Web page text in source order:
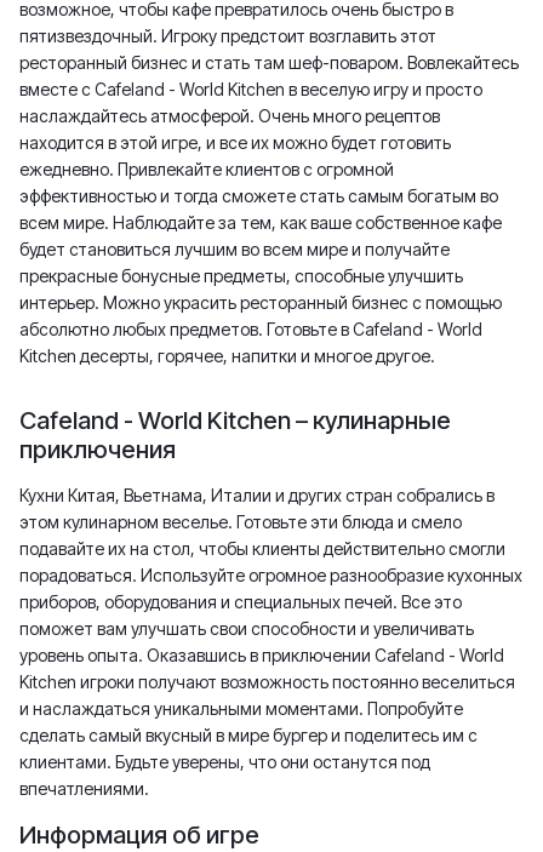
возможное, чтобы кафе превратилось очень быстро в
пятизвездочный. Игроку предстоит возглавить этот
ресторанный бизнес и стать там шеф-поваром. Вовлекайтесь
вместе с Cafeland - World Kitchen в веселую игру и просто
наслаждайтесь атмосферой. Очень много рецептов
находится в этой игре, и все их можно будет готовить
ежедневно. Привлекайте клиентов с огромной
эффективностью и тогда сможете стать самым богатым во
всем мире. Наблюдайте за тем, как ваше собственное кафе
будет становиться лучшим во всем мире и получайте
прекрасные бонусные предметы, способные улучшить
интерьер. Можно украсить ресторанный бизнес с помощью
абсолютно любых предметов. Готовьте в Cafeland - World
Kitchen десерты, горячее, напитки и многое другое.
Cafeland - World Kitchen – кулинарные
приключения
Кухни Китая, Вьетнама, Италии и других стран собрались в
этом кулинарном веселье. Готовьте эти блюда и смело
подавайте их на стол, чтобы клиенты действительно смогли
порадоваться. Используйте огромное разнообразие кухонных
приборов, оборудования и специальных печей. Все это
поможет вам улучшать свои способности и увеличивать
уровень опыта. Оказавшись в приключении Cafeland - World
Kitchen игроки получают возможность постоянно веселиться
и наслаждаться уникальными моментами. Попробуйте
сделать самый вкусный в мире бургер и поделитесь им с
клиентами. Будьте уверены, что они останутся под
впечатлениями.
Информация об игре